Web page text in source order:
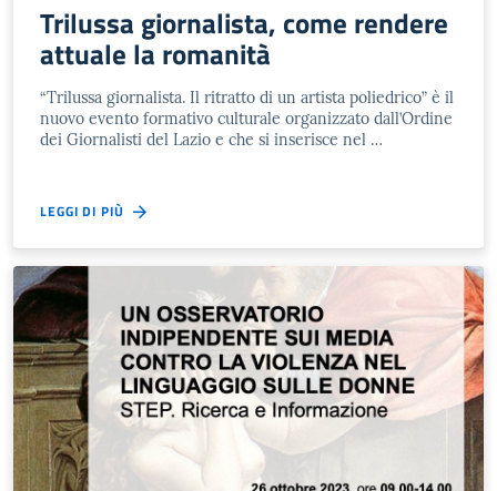
Trilussa giornalista, come rendere
attuale la romanità
“Trilussa giornalista. Il ritratto di un artista poliedrico” è il
nuovo evento formativo culturale organizzato dall’Ordine
dei Giornalisti del Lazio e che si inserisce nel …
LEGGI DI PIÙ